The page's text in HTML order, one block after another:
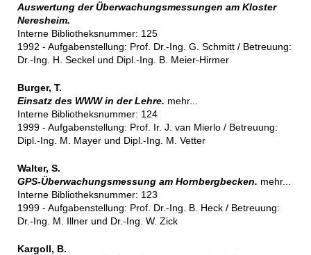
Auswertung der Überwachungsmessungen am Kloster
Neresheim.
Interne Bibliotheksnummer: 125
1992 - Aufgabenstellung: Prof. Dr.-Ing. G. Schmitt / Betreuung:
Dr.-Ing. H. Seckel und Dipl.-Ing. B. Meier-Hirmer
Burger, T.
Einsatz des WWW in der Lehre. mehr...
Interne Bibliotheksnummer: 124
1999 - Aufgabenstellung: Prof. Ir. J. van Mierlo / Betreuung:
Dipl.-Ing. M. Mayer und Dipl.-Ing. M. Vetter
Walter, S.
GPS-Überwachungsmessung am Hornbergbecken. mehr...
Interne Bibliotheksnummer: 123
1999 - Aufgabenstellung: Prof. Dr.-Ing. B. Heck / Betreuung:
Dr.-Ing. M. Illner und Dr.-Ing. W. Zick
Kargoll, B.